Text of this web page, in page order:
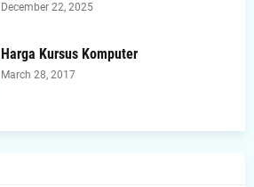
December 22, 2025
Harga Kursus Komputer
March 28, 2017